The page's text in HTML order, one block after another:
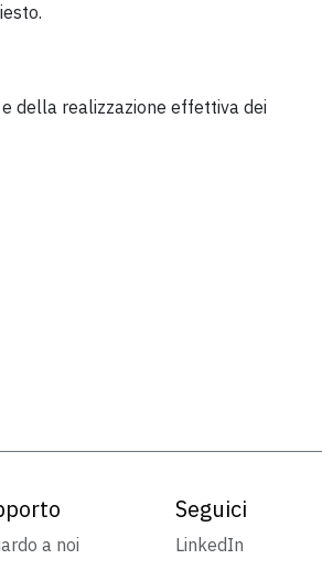
della realizzazione effettiva dei
a noi
Seguici
LinkedIn